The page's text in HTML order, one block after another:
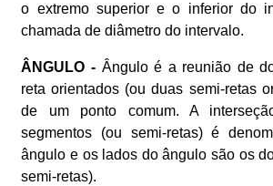
o extremo superior e o inferior do
chamada de diâmetro do intervalo.
ÂNGULO - Ângulo é a reunião de
reta orientados (ou duas semi-retas
de um ponto comum. A
segmentos (ou semi-retas) é
ângulo e os lados do ângulo são os
semi-retas).